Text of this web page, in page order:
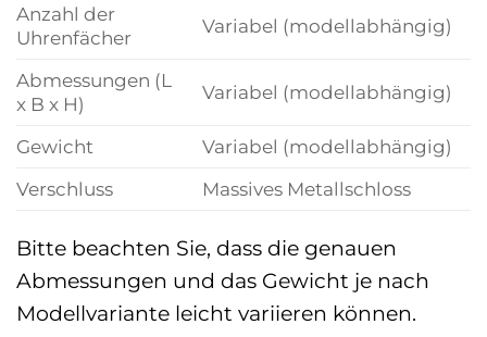
Anzahl der
Uhrenfächer
Variabel (modellabhängig)
Abmessungen (L
x B x H)
Variabel (modellabhängig)
Gewicht
Variabel (modellabhängig)
Verschluss
Massives Metallschloss
Bitte beachten Sie, dass die genauen
Abmessungen und das Gewicht je nach
Modellvariante leicht variieren können.